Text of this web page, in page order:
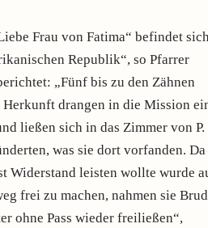
Frau von Fatima“ befindet
Republik“, so Pfarrer
„Fünf bis zu den Zähnen
Herkunft drangen in die Mission
ließen sich in das Zimmer von P.
was sie dort vorfanden. Da
Widerstand leisten wollte wurde
frei zu machen, nahmen sie
ohne Pass wieder freiließen“,